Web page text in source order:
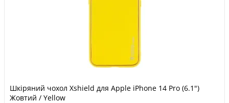
Шкіряний чохол Xshield для Apple iPhone 14 Pro (6.1")
Жовтий / Yellow